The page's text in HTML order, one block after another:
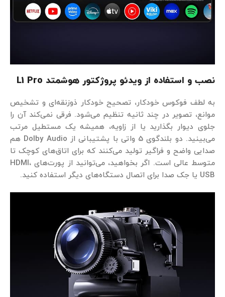
نصب و استفاده از ویدئو پروژکتور هوشمتد L1 Pro
به لطف فوکوس خودکار، تصحیح خودکار ذوزنقه‌ای و تشخیص
موانع، تصویر در چند ثانیه تنظیم می‌شود. فرقی نمی‌کند آن را
جلوی دیوار بگذارید یا از زاویه، همیشه یک مستطیل مرتب
می‌بینید. دو بلندگوی 5 واتی با پشتیبانی از Dolby Audio هم
صدایی واضح و فراگیر تولید می‌کنند که برای اتاق‌های کوچک تا
متوسط عالی است. اگر بخواهید، می‌توانید از پورت‌های HDMI،
USB یا جک صدا برای اتصال دستگاه‌های دیگر استفاده کنید.